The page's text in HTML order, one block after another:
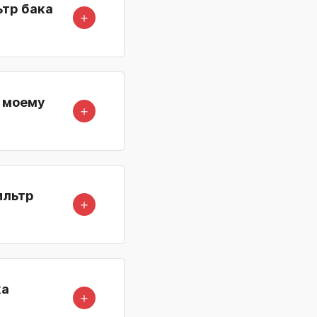
бака
＋
моему
＋
＋
＋